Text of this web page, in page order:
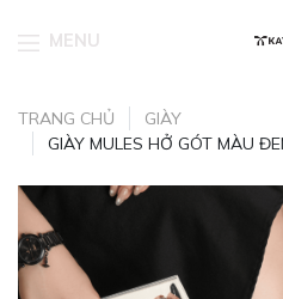
MENU
TRANG CHỦ
GIÀY
GIÀY MULES HỞ GÓT MÀU